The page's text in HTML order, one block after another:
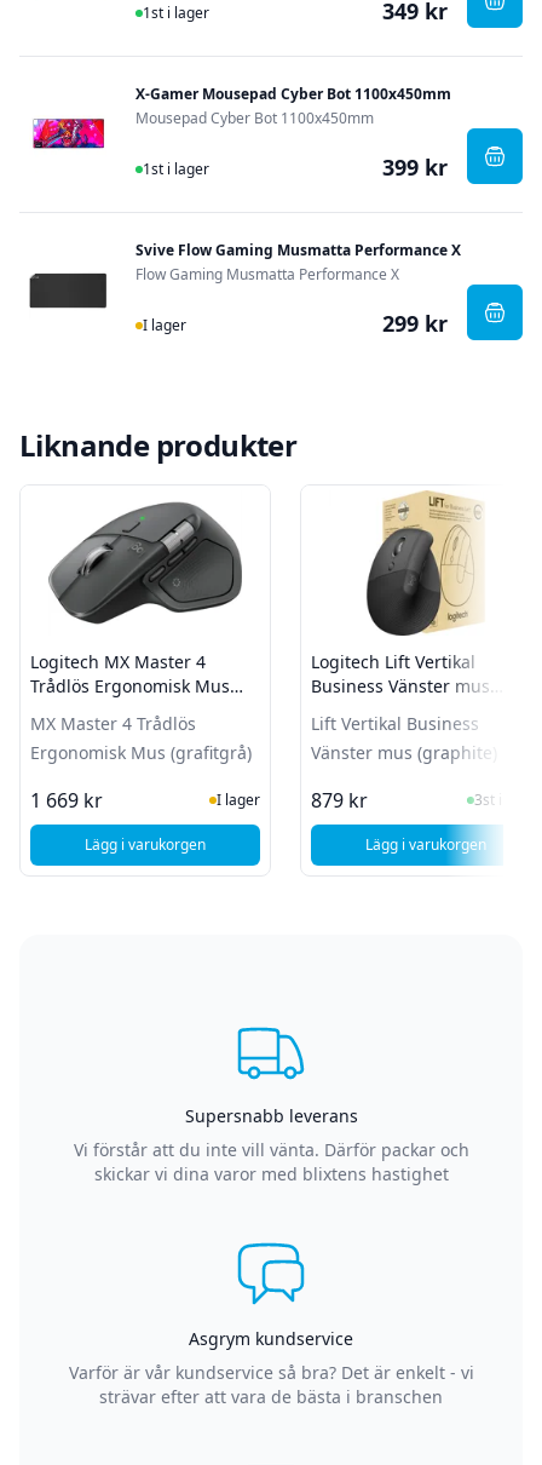
I Lager
1st i lager 349 kr , X-
X-Gamer Mousepad Cyber Bot 1100x450mm
Mousepad Cyber Bot 1100x450mm
I Lager
1st i lager 399 kr , X-
Svive Flow Gaming Musmatta Performance X
Flow Gaming Musmatta Performance X
I Lager
I lager 299 kr ,
Liknande produkter
Logitech MX Master 4
Trådlös Ergonomisk Mus
MX Master 4 Trådlös
Ergonomisk Mus (grafitgrå)
1 669 kr I Lager
I lager
Lägg i varukorgen, Logitech MX Master 4 Trådlös Ergonomisk Mus (grafitgrå)
Logitech Lift Vertikal
Business Vänster mus
Lift Vertikal Business
Vänster mus (graphite)
879 kr I Lager
3st i lager
Lägg i varukorgen
, Logitech Lift
Supersnabb leverans
Vi förstår att du inte vill vänta. Därför packar och
skickar vi dina varor med blixtens hastighet
Asgrym kundservice
Varför är vår kundservice så bra? Det är enkelt - vi
strävar efter att vara de bästa i branschen